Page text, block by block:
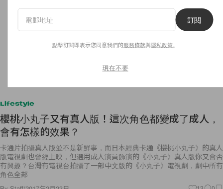
Lifestyle
櫻桃小丸子又有真人版！這次角色都變成了成人，
會有怎樣的效果？
卡通片拍攝真人版並不是新鮮事，而日本經典卡通《櫻桃小丸子》的真人
版電視劇也曾經上映，但選用成人演員飾演的《小丸子》真人版你又會否
有興趣？台灣有電視台拍攝了一部中文版的《小丸子》電視劇，劇中所有
角色全部
訂閱
點擊訂閱即表示您同意我們的服務條款與隱私政策
現在不要